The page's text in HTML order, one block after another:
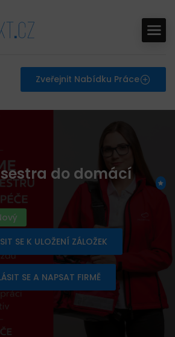
Zveřejnit Nabídku Práce
do domácí
SE K ULOŽENÍ ZÁLOŽEK
SE A NAPSAT FIRMĚ